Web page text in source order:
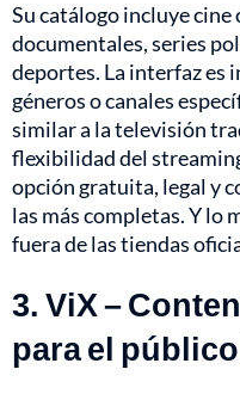
Su catálogo incluye cine
documentales, series
deportes. La interfaz es
géneros o canales
similar a la televisión
flexibilidad del
opción gratuita, legal y
las más completas. Y lo
fuera de las tiendas
3. ViX –
para el